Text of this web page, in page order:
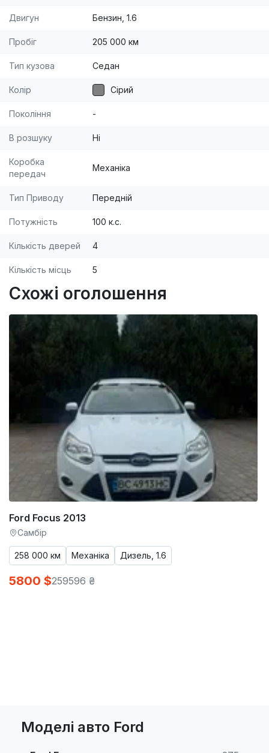
Двигун Бензин, 1.6
Пробіг 205 000 км
Тип кузова Седан
Колір Сірий
Покоління -
В розшуку Ні
Коробка
передач
Механіка
Тип Приводу Передній
Потужність 100 к.с.
Кількість дверей 4
Кількість місць 5
Схожі оголошення
Ford Focus 2013
Самбір
258 000 км Механіка Дизель, 1.6
5800 $259596 ₴
Моделі авто Ford